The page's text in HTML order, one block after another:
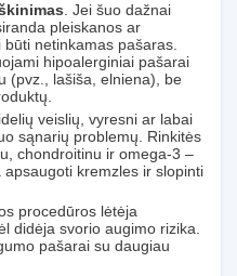
. Jei šuo dažnai
pleiskanos ar
netinkamas pašaras.
hipoalerginiai pašarai
(pvz., lašiša, elniena), be
veislių, vyresni ar labai
sąnarių problemų. Rinkitės
chondroitinu ir omega-3 –
kremzles ir slopinti
procedūros lėtėja
didėja svorio augimo rizika.
pašarai su daugiau